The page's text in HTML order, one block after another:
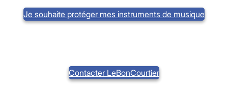
Je souhaite protéger mes instruments de musique
Contacter LeBonCourtier